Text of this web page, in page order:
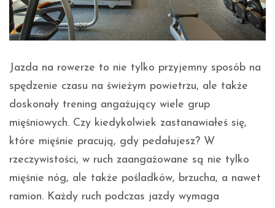
Jazda na rowerze to nie tylko przyjemny sposób na
spędzenie czasu na świeżym powietrzu, ale także
doskonały trening angażujący wiele grup
mięśniowych. Czy kiedykolwiek zastanawiałeś się,
które mięśnie pracują, gdy pedałujesz? W
rzeczywistości, w ruch zaangażowane są nie tylko
mięśnie nóg, ale także pośladków, brzucha, a nawet
ramion. Każdy ruch podczas jazdy wymaga